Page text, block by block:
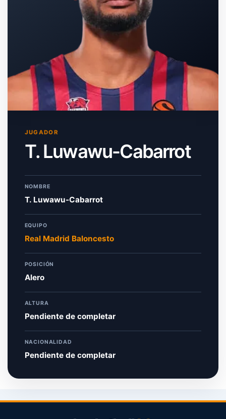
JUGADOR
T. Luwawu-Cabarrot
NOMBRE
T. Luwawu-Cabarrot
EQUIPO
Real Madrid Baloncesto
POSICIÓN
Alero
ALTURA
Pendiente de completar
NACIONALIDAD
Pendiente de completar